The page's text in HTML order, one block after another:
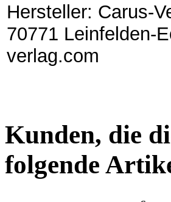
Hersteller: Carus-
70771 Leinfelden-
verlag.com
Kunden, die
folgende